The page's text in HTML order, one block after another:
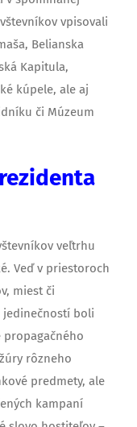
vpisovali
Belianska
Kapitula,
kúpele, ale aj
či Múzeum
veľtrhu
Veď v priestoroch
miest či
jedinečností boli
rôzneho
predmety, ale
kampaní